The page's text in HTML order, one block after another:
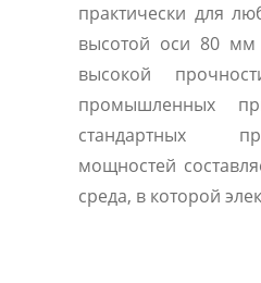
практически для
высотой оси 80 мм
высокой
промышленных
стандартных
мощностей
среда, в которой